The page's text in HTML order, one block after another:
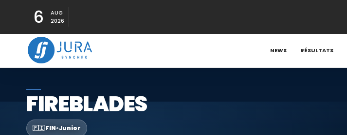
6
AUG
2026
NEWS RÉSULTATS
FIREBLADES
🇫🇮 FIN•Junior